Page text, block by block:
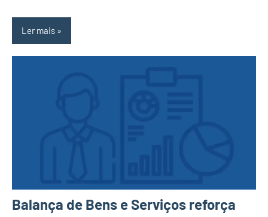
Ler mais
Balança de Bens e Serviços reforça